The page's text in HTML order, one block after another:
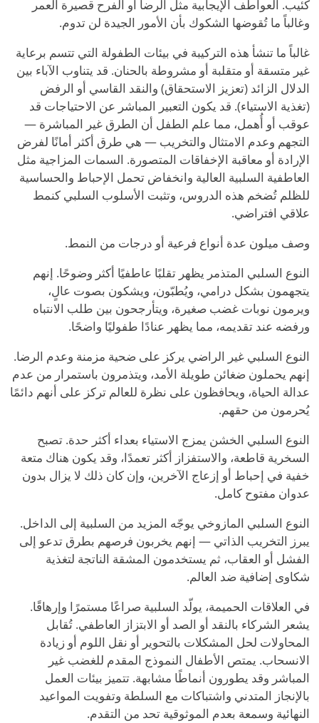
كئيب. العواطف الإيجابية مثل الرضا أو الفرح قصيرة العمر
وغالباً ما تُقوضها الشكوك بأن الأمور الجيدة لن تدوم.
غالباً ما تنشأ هذه التركيبة في بيئات الطفولة التي تتسم برعاية
غير متسقة أو متقلبة أو مشروطة بالحنان. قد يتناوب الآباء بين
الدلال الزائد (تعزيز الاستحقاق) والنقد القاسي أو الرفض
(تغذية الاستياء). قد يكون التعبير المباشر عن الاحتياجات قد
عوقب أو أُهمل، مما علم الطفل أن الطرق غير المباشرة —
التجهم وعدم الامتثال والتخريب — هي طرق أكثر أمانًا لفرض
الإرادة أو معاقبة الإخفاقات المتصورة. السمات المزاجية مثل
العاطفية السلبية العالية وانخفاض تحمل الإحباط والحساسية
للظلم تُضخم هذه الدروس، وتثبت الأسلوب السلبي كنمط
علاقي افتراضي.
وصف ميلون عدة أنواع فرعية أو درجات من النمط.
النوع السلبي المتذمر يظهر تقلبًا عاطفيًا أكثر وضوحًا. إنهم
يتجهمون بشكل درامي، ويُطبّون، ويشكون بصوت عالٍ،
ويرمون نوبات غضب صغيرة، ويتأرجحون بين طلب الانتباه
ورفضه عند تقديمه، مما يظهر عنادًا طفوليًا واضحًا.
النوع السلبي غير الراضي يركز على ضحية مزمنة وعدم الرضا.
إنهم يحملون ضغائن طويلة الأمد، ويتذمرون باستمرار من عدم
عدالة الحياة، ويحافظون على نظرة للعالم تركز على أنهم دائمًا
يُحرمون من حقهم.
النوع السلبي الخشن يمزج الاستياء بعداء أكثر حدة. تصبح
السخرية قاطعة، والاستفزاز أكثر تعمدًا، وقد يكون هناك متعة
خفية في إحباط أو إزعاج الآخرين، وإن كان ذلك لا يزال بدون
عدوان مفتوح كامل.
النوع السلبي المازوخي يوجّه المزيد من السلبية إلى الداخل.
يبرز التخريب الذاتي — إنهم يخربون فرصهم بطرق تدعو إلى
الفشل أو العقاب، ثم يستخدمون المشقة الناتجة لتغذية
شكاوى إضافية ضد العالم.
في العلاقات الحميمة، يولّد السلبية صراعًا مستمرًا وإرهاقًا.
يشعر الشركاء بالنقد أو الصد أو الابتزاز العاطفي. تُقابل
المحاولات لحل المشكلات بالتحوير أو نقل اللوم أو زيادة
الانسحاب. يمتص الأطفال النموذج المقدم للغضب غير
المباشر وقد يطورون أنماطًا مشابهة. تتميز بيئات العمل
بالإنجاز المتدني واشتباكات مع السلطة وتفويت المواعيد
النهائية وسمعة بعدم الموثوقية تحد من التقدم.